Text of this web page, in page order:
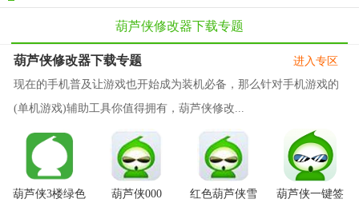
葫芦侠修改器下载专题
葫芦侠修改器下载专题
现在的手机普及让游戏也开始成为装机必备，那么针对手机游戏的
(单机游戏)辅助工具你值得拥有，葫芦侠修改...
进入专区
葫芦侠3楼绿色
葫芦侠000
红色葫芦侠雪
葫芦侠一键签